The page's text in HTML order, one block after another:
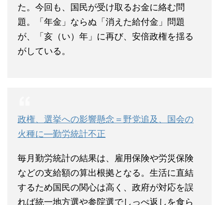
た。今回も、国民が受け取るお金に絡む問
題。「年金」ならぬ「消えた給付金」問題
が、「亥（い）年」に再び、安倍政権を揺る
がしている。
政権、選挙への影響懸念＝野党追及、国会の
火種に―勤労統計不正
毎月勤労統計の結果は、雇用保険や労災保険
などの支給額の算出根拠となる。生活に直結
するため国民の関心は高く、政府が対応を誤
れば統一地方選や参院選でしっぺ返しを食ら